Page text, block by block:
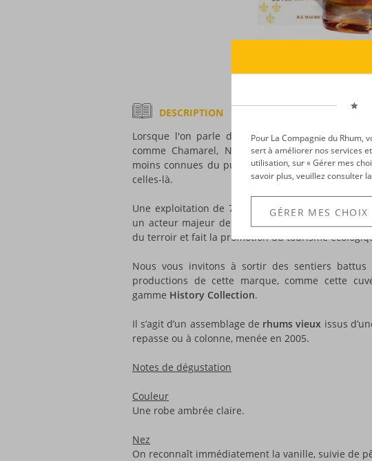
DESCRIPTION
Lorsque l'on parle des rhums de l’île Maurice,
comme Chamarel, New Grove… Mais il y a
moins connues du public, mais tout aussi
celles-là.
Une exploitation de 750 hectares, 1200 salariés…
un acteur majeur de l’île ! Il commercialise
du terroir et fait la promotion du tourisme
Nous vous invitons à sortir des sentiers
productions de cette marque, comme cette
gamme History Collection.
Il s’agit d’un assemblage de rhums vieux issus
repasse ou à colonne, menée en 2005.
Notes de dégustation
Couleur
Une robe ambrée claire.
Nez
On reconnaît immédiatement la vanille, suivie de
Pour La Compagnie du Rhum,
sert à améliorer nos services
utilisation, sur « Gérer mes
savoir plus, veuillez consulter la
GÉRER MES CHOIX